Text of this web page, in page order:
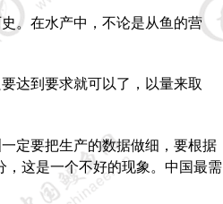
。在水产中，不论是从鱼的营
达到要求就可以了，以量来取
定要把生产的数据做细，要根据
这是一个不好的现象。中国最需